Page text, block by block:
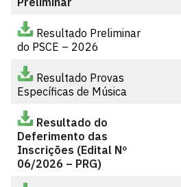
Resultado Preliminar
do PSCE – 2026
Resultado Provas
Específicas de Música
Resultado do
Deferimento das
Inscrições (Edital Nº
06/2026 – PRG)